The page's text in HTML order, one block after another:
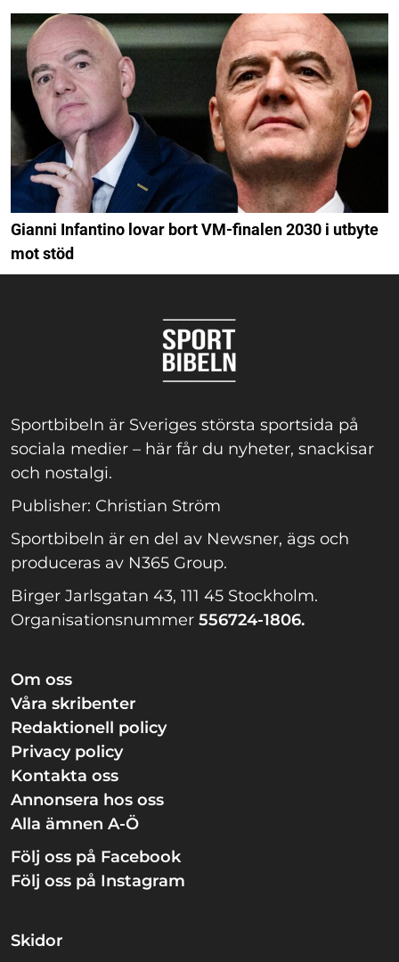
Gianni Infantino lovar bort VM-finalen 2030 i utbyte
mot stöd
Sportbibeln är Sveriges största sportsida på
sociala medier – här får du nyheter, snackisar
och nostalgi.
Publisher: Christian Ström
Sportbibeln är en del av Newsner, ägs och
produceras av N365 Group.
Birger Jarlsgatan 43, 111 45 Stockholm.
Organisationsnummer 556724-1806.
Om oss
Våra skribenter
Redaktionell policy
Privacy policy
Kontakta oss
Annonsera hos oss
Alla ämnen A-Ö
Följ oss på Facebook
Följ oss på Instagram
Skidor